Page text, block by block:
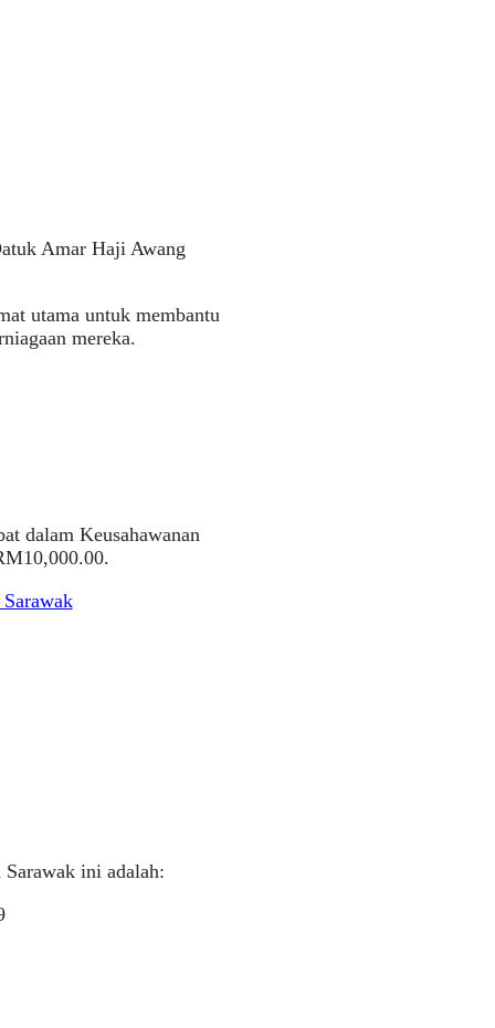
Amar Haji Awang
utama untuk membantu
mereka.
dalam Keusahawanan
ini adalah: